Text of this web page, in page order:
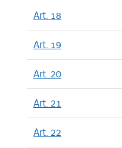
Art. 18
Art. 19
Art. 20
Art. 21
Art. 22